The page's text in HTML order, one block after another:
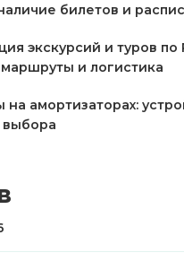
билетов и
экскурсий и туров по
и логистика
амортизаторах:
выбора